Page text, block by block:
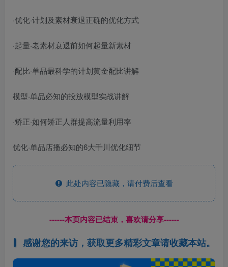
·优化·计划及素材衰退正确的优化方式
·起量·老素材衰退前如何起量新素材
·配比·单品最科学的计划黄金配比讲解
模型·单品必知的投放模型实战讲解
·矫正·如何矫正人群提高流量利用率
优化·单品店播必知的6大千川优化细节
此处内容已隐藏，请付费后查看
------本页内容已结束，喜欢请分享------
感谢您的来访，获取更多精彩文章请收藏本站。